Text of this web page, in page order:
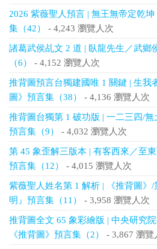
2026 紫薇聖人預言 | 無王無帝定乾
集（42）
- 4,243 瀏覽人次
諸葛武侯乩文 2 道 | 臥龍先生／武鄉
（6）
- 4,152 瀏覽人次
推背圖預言台獨建國唯 1 關鍵 | 生我
圖》預言集（38）
- 4,136 瀏覽人次
推背圖台獨第 1 破功版 | 一二三四/無
預言集（9）
- 4,032 瀏覽人次
第 45 象歪解三版本 | 有客西來／至
預言集（12）
- 4,015 瀏覽人次
紫薇聖人姓名第 1 解析 | 《推背圖》/
明』預言集（11）
- 3,958 瀏覽人次
推背圖全文 65 象彩繪版 | 中央研究
《推背圖》預言集（2）
- 3,867 瀏覽